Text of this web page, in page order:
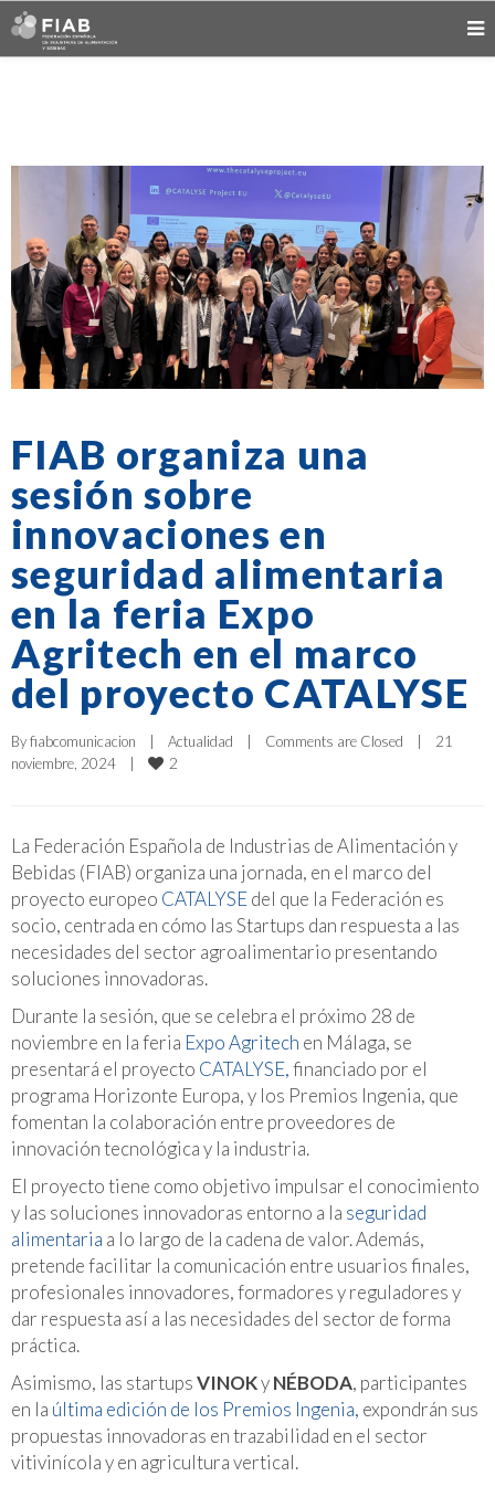
FIAB organiza una
sesión sobre
innovaciones en
seguridad alimentaria
en la feria Expo
Agritech en el marco
del proyecto CATALYSE
By fiabcomunicacion | Actualidad | Comments are Closed |
21
noviembre, 2024
| 2
La Federación Española de Industrias de Alimentación y
Bebidas (FIAB) organiza una jornada, en el marco del
proyecto europeo CATALYSEdel que la Federación es
socio, centrada en cómo las Startups dan respuesta a las
necesidades del sector agroalimentario presentando
soluciones innovadoras.
Durante la sesión, que se celebra el próximo 28 de
noviembre en la feria Expo Agritech en Málaga, se
presentará el proyecto CATALYSE,financiado por el
programa Horizonte Europa, y los Premios Ingenia, que
fomentan la colaboración entre proveedores de
innovación tecnológica y la industria.
El proyecto tiene como objetivo impulsar el conocimiento
y las soluciones innovadoras entorno a la seguridad
alimentaria a lo largo de la cadena de valor. Además,
pretende facilitar la comunicación entre usuarios finales,
profesionales innovadores, formadores y reguladores y
dar respuesta así a las necesidades del sector de forma
práctica.
Asimismo, las startupsVINOKyNÉBODA, participantes
en la última edición de los Premios Ingenia, expondrán sus
propuestas innovadoras en trazabilidad en el sector
vitivinícola y en agricultura vertical.